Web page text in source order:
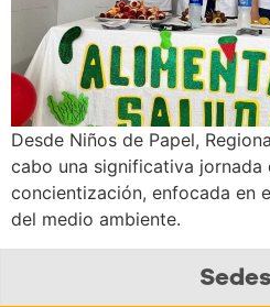
Desde Niños de Papel,
cabo una significativa jornada
concientización, enfocada en
del medio ambiente.
Sedes